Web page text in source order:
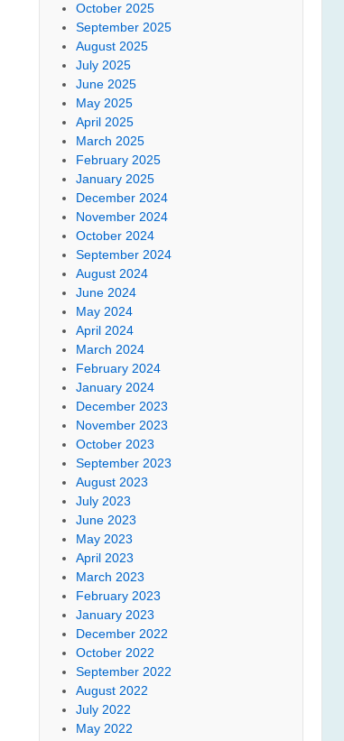
October 2025
September 2025
August 2025
July 2025
June 2025
May 2025
April 2025
March 2025
February 2025
January 2025
December 2024
November 2024
October 2024
September 2024
August 2024
June 2024
May 2024
April 2024
March 2024
February 2024
January 2024
December 2023
November 2023
October 2023
September 2023
August 2023
July 2023
June 2023
May 2023
April 2023
March 2023
February 2023
January 2023
December 2022
October 2022
September 2022
August 2022
July 2022
May 2022